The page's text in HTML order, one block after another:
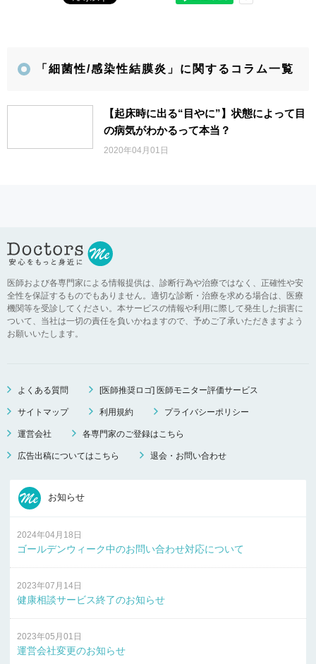
「細菌性/感染性結膜炎」に関するコラム一覧
【起床時に出る“目やに”】状態によって目
の病気がわかるって本当？
2020年04月01日
医師および各専門家による情報提供は、診断行為や治療ではなく、正確性や安
全性を保証するものでもありません。適切な診断・治療を求める場合は、医療
機関等を受診してください。本サービスの情報や利用に際して発生した損害に
ついて、当社は一切の責任を負いかねますので、予めご了承いただきますよう
お願いいたします。
よくある質問 [医師推奨ロゴ] 医師モニター評価サービス
サイトマップ 利用規約 プライバシーポリシー
運営会社 各専門家のご登録はこちら
広告出稿についてはこちら 退会・お問い合わせ
お知らせ
2024年04月18日
ゴールデンウィーク中のお問い合わせ対応について
2023年07月14日
健康相談サービス終了のお知らせ
2023年05月01日
運営会社変更のお知らせ